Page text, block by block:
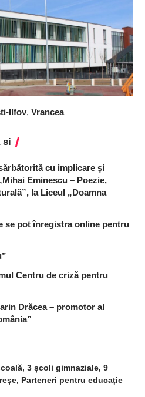
Ilfov, Vrancea
si
cu implicare și
Eminescu – Poezie,
la Liceul „Doamna
se pot înregistra online pentru
Centru de criză pentru
Drăcea – promotor al
, 3 școli gimnaziale, 9
, Parteneri pentru educație